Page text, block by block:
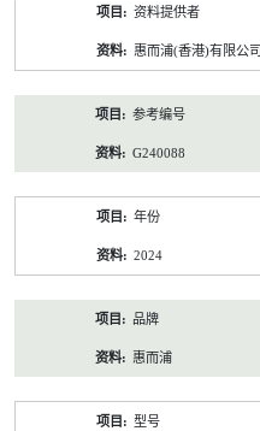
资料提供者
惠而浦(香港)有限公司
参考编号
G240088
年份
2024
品牌
惠而浦
型号